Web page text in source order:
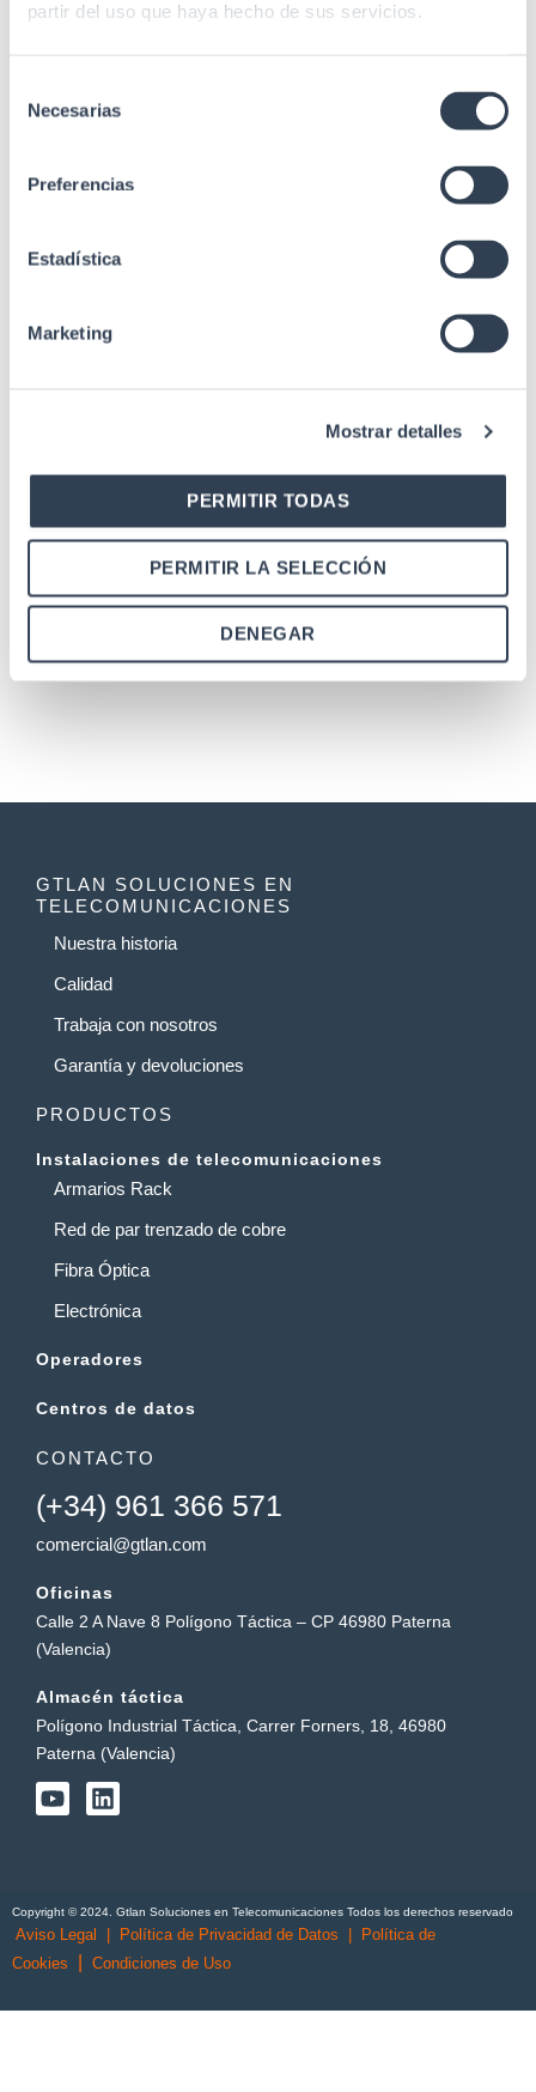
partir del uso que haya hecho de sus servicios.
Necesarias
Preferencias
Estadística
Marketing
Mostrar detalles
PERMITIR TODAS
PERMITIR LA SELECCIÓN
DENEGAR
Monomodo 9/125 μm SC-
SKU: 35GTRM48SC
Repartidor mural F.O. 48
adaptadores SC metal
SKU: 35GTRM24SC
Fibra monomodo
adaptador y pigtail SC-APC
← 1 2 3 ... 11 12 13 14
GTLAN SOLUCIONES EN
TELECOMUNICACIONES
Nuestra historia
Calidad
Trabaja con nosotros
Garantía y devoluciones
PRODUCTOS
Instalaciones de telecomunicaciones
Armarios Rack
Red de par trenzado de cobre
Fibra Óptica
Electrónica
Operadores
Centros de datos
CONTACTO
(+34) 961 366 571
comercial@gtlan.com
Oficinas
Calle 2 A Nave 8 Polígono Táctica – CP 46980 Paterna
(Valencia)
Almacén táctica
Polígono Industrial Táctica, Carrer Forners, 18, 46980
Paterna (Valencia)
Y
o
e
L
i
i
n
Copyright © 2024. Gtlan Soluciones en Telecomunicaciones Todos los derechos reservado
Aviso Legal | Política de Privacidad de Datos | Política de
Cookies
Condiciones de Uso